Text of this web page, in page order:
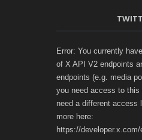
Error: You currently
of X API V2 endpoints
endpoints (e.g. media
you need access to
need a different access
more here:
https://